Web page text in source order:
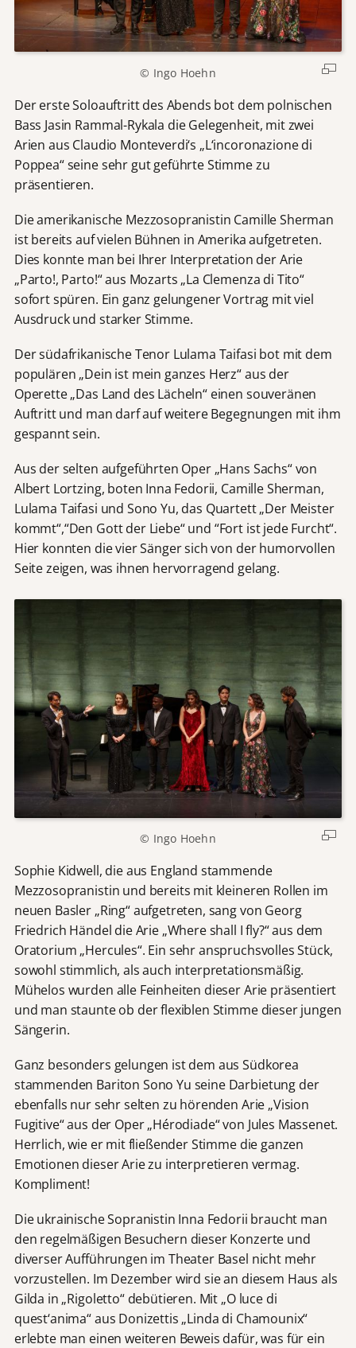
© Ingo Hoehn
Der erste Soloauftritt des Abends bot dem polnischen
Bass Jasin Rammal-Rykala die Gelegenheit, mit zwei
Arien aus Claudio Monteverdi‘s „L‘incoronazione di
Poppea“ seine sehr gut geführte Stimme zu
präsentieren.
Die amerikanische Mezzosopranistin Camille Sherman
ist bereits auf vielen Bühnen in Amerika aufgetreten.
Dies konnte man bei Ihrer Interpretation der Arie
„Parto!, Parto!“ aus Mozarts „La Clemenza di Tito“
sofort spüren. Ein ganz gelungener Vortrag mit viel
Ausdruck und starker Stimme.
Der südafrikanische Tenor Lulama Taifasi bot mit dem
populären „Dein ist mein ganzes Herz“ aus der
Operette „Das Land des Lächeln“ einen souveränen
Auftritt und man darf auf weitere Begegnungen mit ihm
gespannt sein.
Aus der selten aufgeführten Oper „Hans Sachs“ von
Albert Lortzing, boten Inna Fedorii, Camille Sherman,
Lulama Taifasi und Sono Yu, das Quartett „Der Meister
kommt“,“Den Gott der Liebe“ und “Fort ist jede Furcht“.
Hier konnten die vier Sänger sich von der humorvollen
Seite zeigen, was ihnen hervorragend gelang.
© Ingo Hoehn
Sophie Kidwell, die aus England stammende
Mezzosopranistin und bereits mit kleineren Rollen im
neuen Basler „Ring“ aufgetreten, sang von Georg
Friedrich Händel die Arie „Where shall I fly?“ aus dem
Oratorium „Hercules“. Ein sehr anspruchsvolles Stück,
sowohl stimmlich, als auch interpretationsmäßig.
Mühelos wurden alle Feinheiten dieser Arie präsentiert
und man staunte ob der flexiblen Stimme dieser jungen
Sängerin.
Ganz besonders gelungen ist dem aus Südkorea
stammenden Bariton Sono Yu seine Darbietung der
ebenfalls nur sehr selten zu hörenden Arie „Vision
Fugitive“ aus der Oper „Hérodiade“ von Jules Massenet.
Herrlich, wie er mit fließender Stimme die ganzen
Emotionen dieser Arie zu interpretieren vermag.
Kompliment!
Die ukrainische Sopranistin Inna Fedorii braucht man
den regelmäßigen Besuchern dieser Konzerte und
diverser Aufführungen im Theater Basel nicht mehr
vorzustellen. Im Dezember wird sie an diesem Haus als
Gilda in „Rigoletto“ debütieren. Mit „O luce di
quest‘anima“ aus Donizettis „Linda di Chamounix“
erlebte man einen weiteren Beweis dafür, was für ein